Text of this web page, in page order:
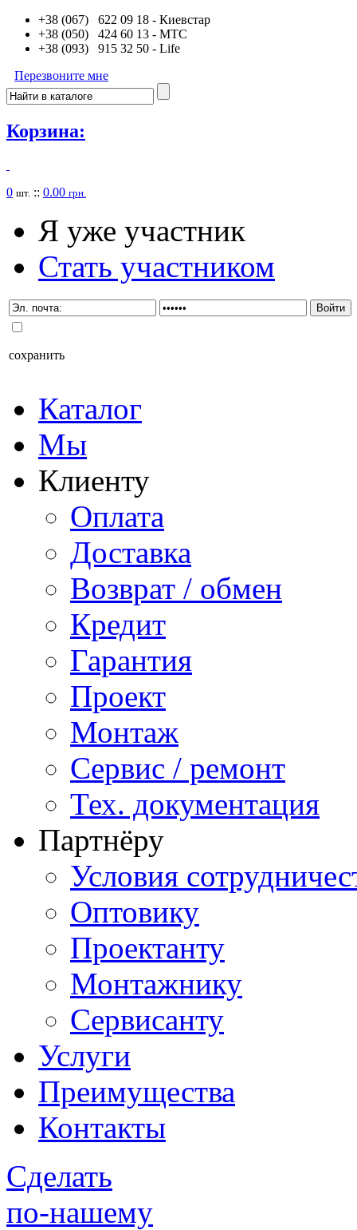
+38 (067) 622 09 18 - Киевстар
+38 (050) 424 60 13 - MTC
+38 (093) 915 32 50 - Life
Перезвоните мне
Корзина:
0 шт. :: 0.00 грн.
Я уже участник
Стать участником
сохранить
Каталог
Мы
Клиенту
Оплата
Доставка
Возврат / обмен
Кредит
Гарантия
Проект
Монтаж
Сервис / ремонт
Тех. документация
Партнёру
Условия
Оптовику
Проектанту
Монтажнику
Сервисанту
Услуги
Преимущества
Контакты
Сделать
по-нашему